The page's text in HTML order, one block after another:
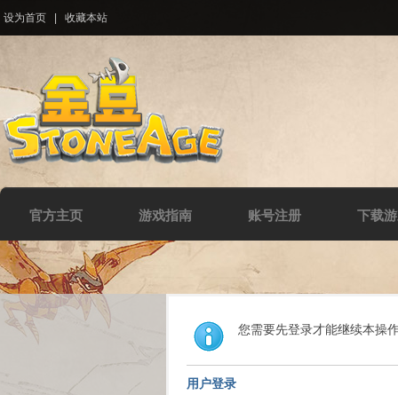
设为首页 收藏本站
官方主页 游戏指南 账号注册 下载
您需要先登录才能继续本操
用户登录